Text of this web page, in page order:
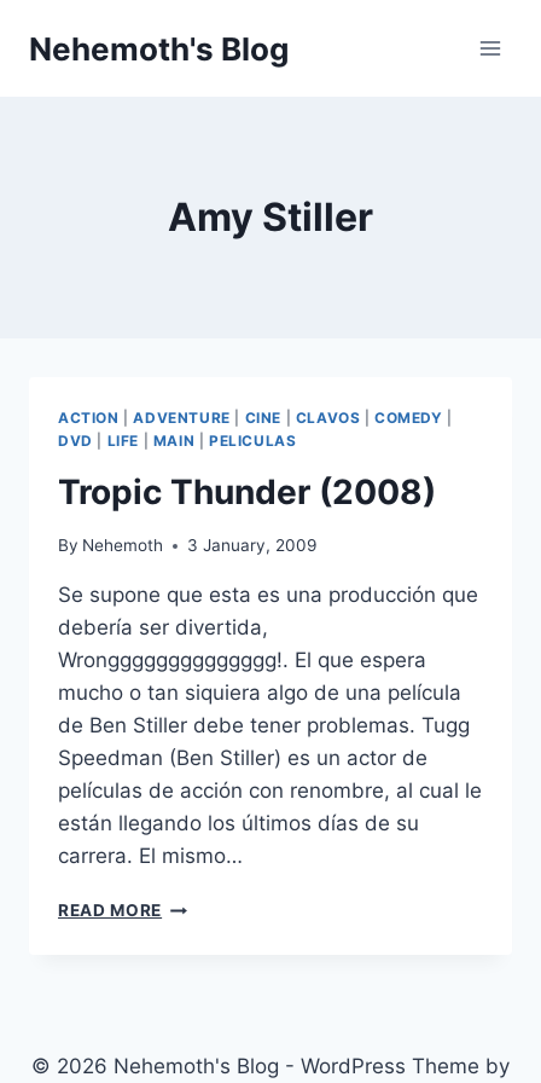
Nehemoth's Blog
Amy Stiller
ACTION |ADVENTURE CINE CLAVOS |COMEDY
DVD
LIFE MAIN PELICULAS
Tropic Thunder (2008)
By Nehemoth 3 January, 2009
Se supone que esta es una producción que
debería ser divertida,
Wrongggggggggggggg!. El que espera
mucho o tan siquiera algo de una película
de Ben Stiller debe tener problemas. Tugg
Speedman (Ben Stiller) es un actor de
películas de acción con renombre, al cual le
están llegando los últimos días de su
carrera. El mismo…
READ MORE TROPIC
© 2026 Nehemoth's Blog - WordPress Theme by